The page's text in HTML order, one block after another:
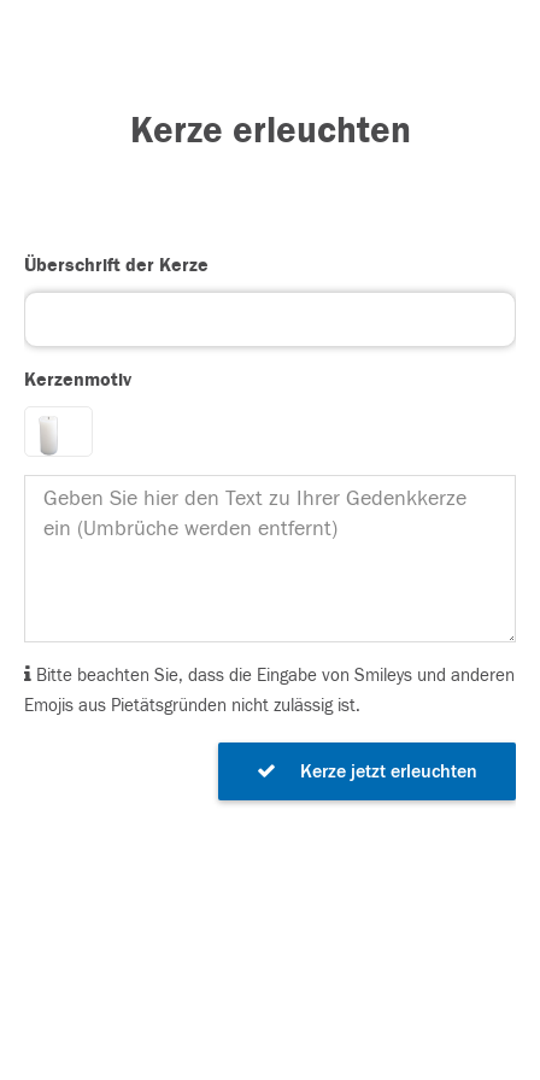
Kerze erleuchten
Überschrift der Kerze
Kerzenmotiv
Bitte beachten Sie, dass die Eingabe von Smileys und anderen
Emojis aus Pietätsgründen nicht zulässig ist.
Kerze jetzt erleuchten